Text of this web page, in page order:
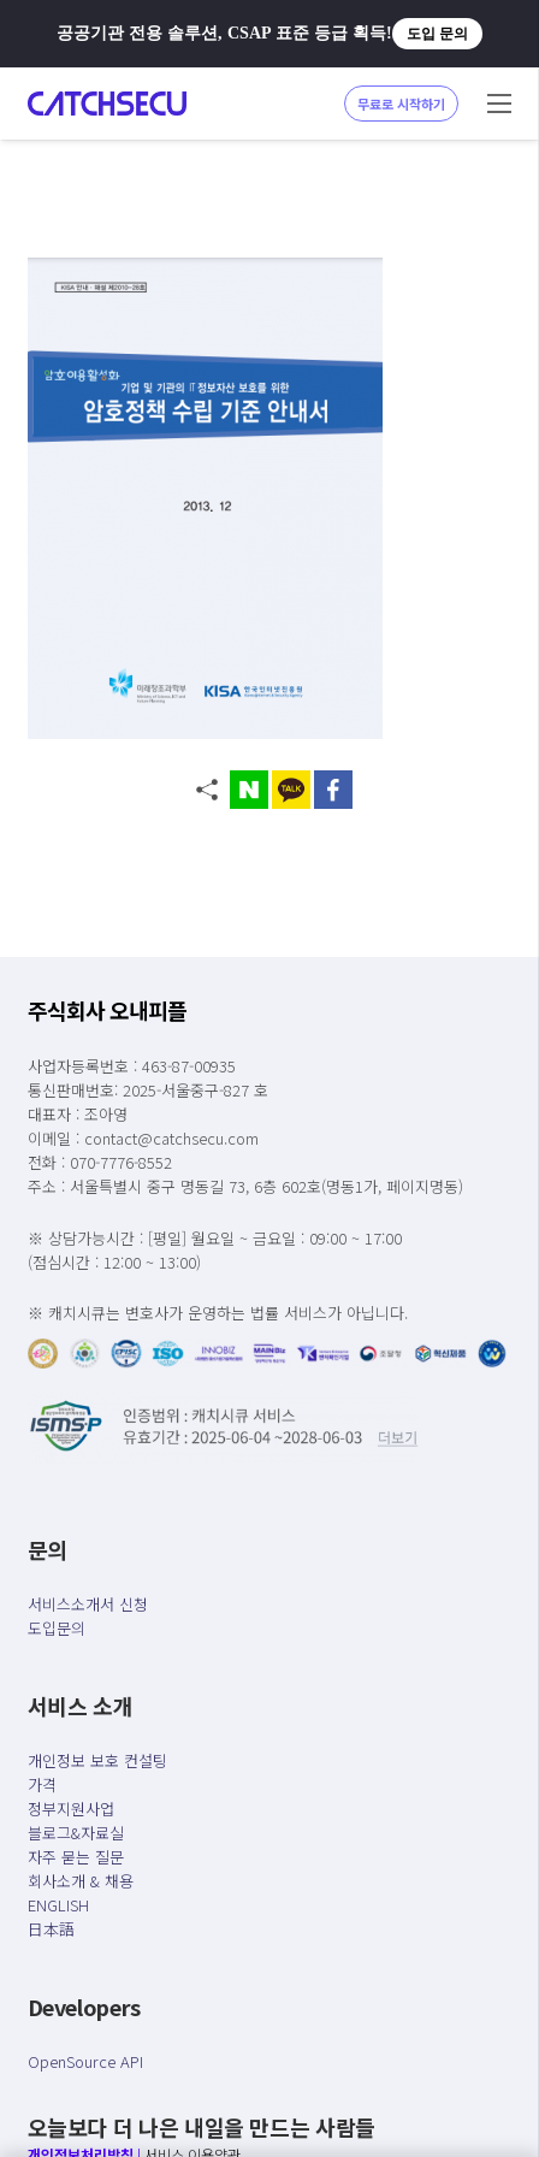
공공기관 전용 솔루션, CSAP 표준 등급 획득! 도입 문의
무료로 시작하기
주식회사 오내피플
사업자등록번호 : 463-87-00935
통신판매번호: 2025-서울중구-827 호
대표자 : 조아영
이메일 : contact@catchsecu.com
전화 : 070-7776-8552
주소 : 서울특별시 중구 명동길 73, 6층 602호(명동1가, 페이지명동)
※ 상담가능시간 : [평일] 월요일 ~ 금요일 : 09:00 ~ 17:00
(점심시간 : 12:00 ~ 13:00)
※ 캐치시큐는 변호사가 운영하는 법률 서비스가 아닙니다.
문의
서비스소개서 신청
도입문의
서비스 소개
개인정보 보호 컨설팅
가격
정부지원사업
블로그&자료실
자주 묻는 질문
회사소개 & 채용
ENGLISH
日本語
Developers
OpenSource API
오늘보다 더 나은 내일을 만드는 사람들